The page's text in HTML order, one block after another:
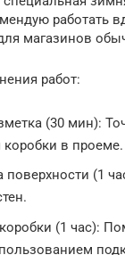
работать
магазинов
работ:
(30 мин):
в проеме.
поверхности (1
(1 час):